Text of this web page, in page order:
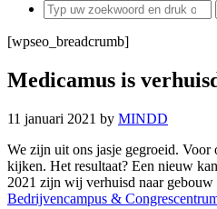
[wpseo_breadcrumb]
Medicamus is
11 januari 2021 by MINDD
We zijn uit ons jasje gegroeid. Voor
kijken. Het resultaat? Een nieuw
2021 zijn wij verhuisd naar gebouw
Bedrijvencampus &